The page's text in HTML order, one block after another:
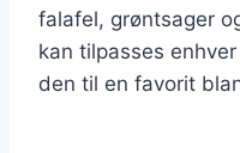
falafel, grøntsager
kan tilpasses
den til en favorit